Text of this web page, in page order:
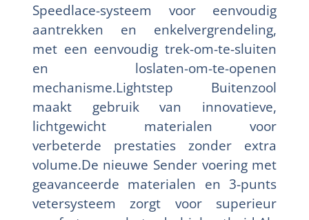
Speedlace-systeem voor eenvoudig
aantrekken en enkelvergrendeling,
met een eenvoudig trek-om-te-sluiten
en loslaten-om-te-openen
mechanisme.Lightstep Buitenzool
maakt gebruik van innovatieve,
lichtgewicht materialen voor
verbeterde prestaties zonder extra
volume.De nieuwe Sender voering met
geavanceerde materialen en 3-punts
vetersysteem zorgt voor superieur